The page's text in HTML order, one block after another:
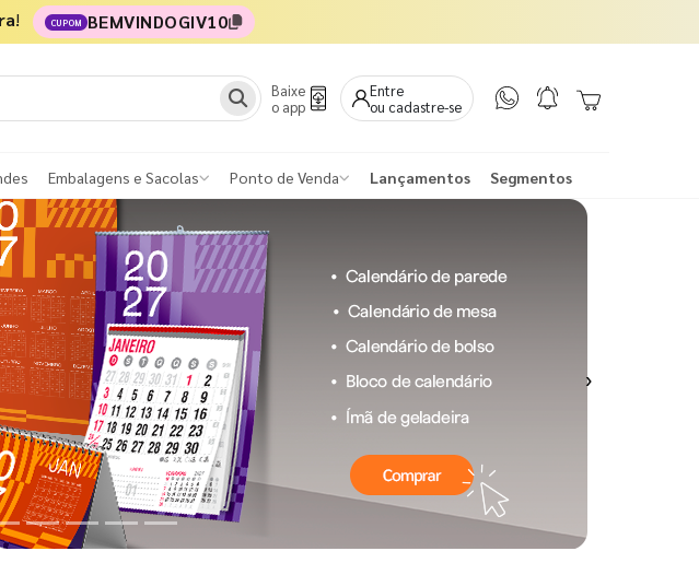
! CUPOM BEMVINDOGIV10
Baixe
o app
Entre
ou cadastre-se
Embalagens e Sacolas Ponto de Venda Lançamentos Segmentos
Next